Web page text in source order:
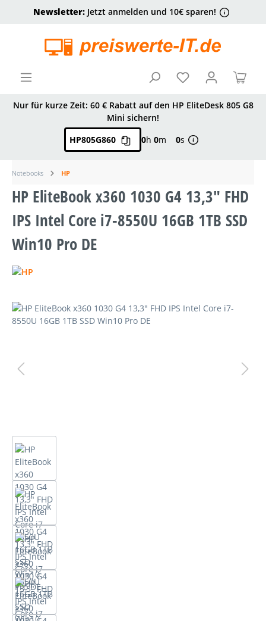
springen
Newsletter:Jetzt anmelden und 10€ sparen!
Nur für kurze Zeit: 60 € Rabatt auf den HP EliteDesk 805 G8
Mini sichern!
HP805G860
0h 0m 0s
Notebooks HP
HP EliteBook x360 1030 G4 13,3" FHD
IPS Intel Core i7-8550U 16GB 1TB SSD
Win10 Pro DE
Bildergalerie überspringen